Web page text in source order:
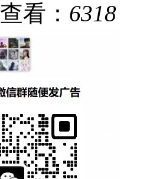
查看： 6318